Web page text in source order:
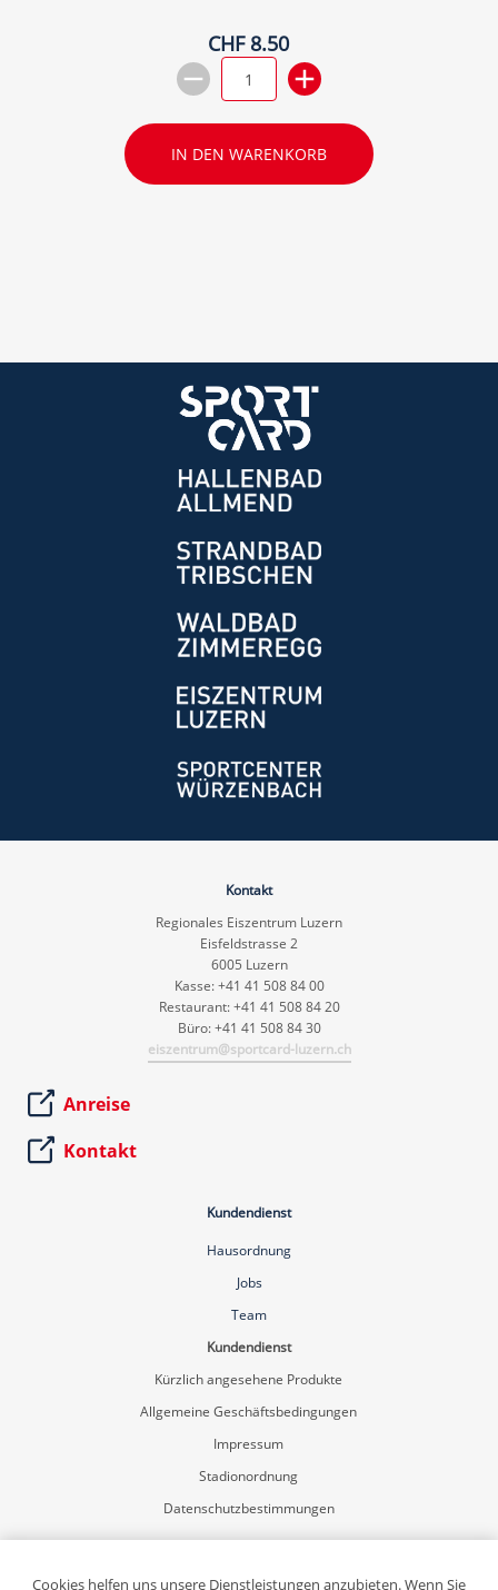
CHF 8.50
IN DEN WARENKORB
Kontakt
Regionales Eiszentrum Luzern
Eisfeldstrasse 2
6005 Luzern
Kasse: +41 41 508 84 00
Restaurant: +41 41 508 84 20
Büro: +41 41 508 84 30
eiszentrum@sportcard-luzern.ch
Anreise
Kontakt
Kundendienst
Hausordnung
Jobs
Team
Kundendienst
Kürzlich angesehene Produkte
Allgemeine Geschäftsbedingungen
Impressum
Stadionordnung
Datenschutzbestimmungen
Mein Konto
Registrierung
Cookies helfen uns unsere Dienstleistungen anzubieten. Wenn Sie